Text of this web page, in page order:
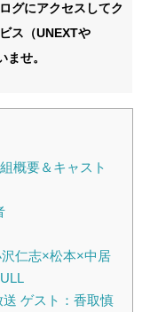
グにアクセスしてク
ス（UNEXTや
せ。
概要＆キャスト
仁志×松本×中居
ゲスト：香取慎